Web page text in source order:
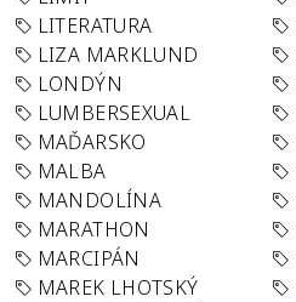
LITERATURA
LIZA MARKLUND
LONDÝN
LUMBERSEXUAL
MAĎARSKO
MALBA
MANDOLÍNA
MARATHON
MARCIPÁN
MAREK LHOTSKÝ